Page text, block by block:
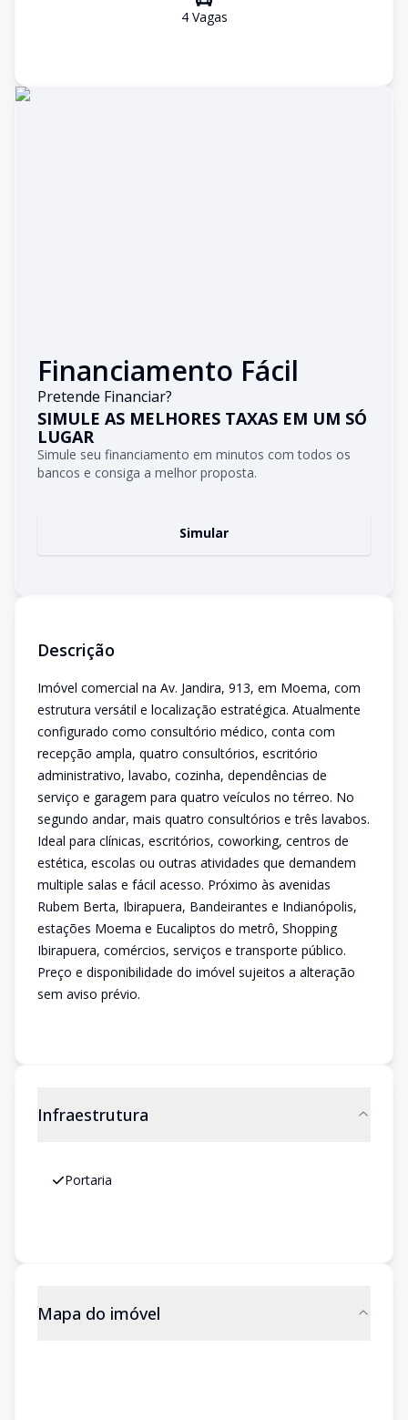
4Vagas
Financiamento Fácil
Pretende Financiar?
SIMULE AS MELHORES TAXAS EM UM SÓ
LUGAR
Simule seu financiamento em minutos com todos os
bancos e consiga a melhor proposta.
Simular
Descrição
Imóvel comercial na Av. Jandira, 913, em Moema, com
estrutura versátil e localização estratégica. Atualmente
configurado como consultório médico, conta com
recepção ampla, quatro consultórios, escritório
administrativo, lavabo, cozinha, dependências de
serviço e garagem para quatro veículos no térreo. No
segundo andar, mais quatro consultórios e três lavabos.
Ideal para clínicas, escritórios, coworking, centros de
estética, escolas ou outras atividades que demandem
multiple salas e fácil acesso. Próximo às avenidas
Rubem Berta, Ibirapuera, Bandeirantes e Indianópolis,
estações Moema e Eucaliptos do metrô, Shopping
Ibirapuera, comércios, serviços e transporte público.
Preço e disponibilidade do imóvel sujeitos a alteração
sem aviso prévio.
Infraestrutura
Portaria
Mapa do imóvel